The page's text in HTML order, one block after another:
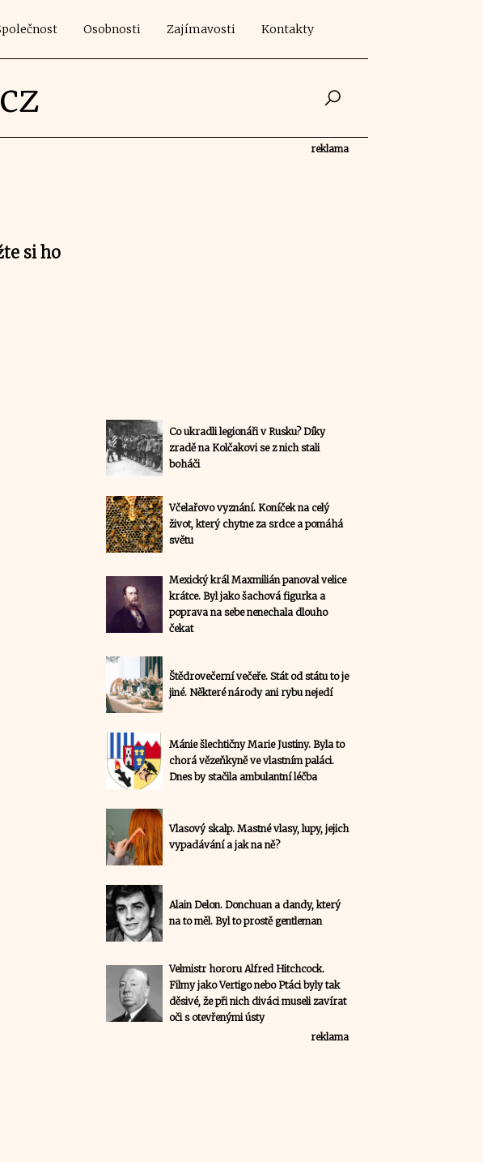
Osobnosti Zajímavosti Kontakty
si ho
reklama
Co ukradli legionáři v Rusku? Díky
zradě na Kolčakovi se z nich stali
boháči
Včelařovo vyznání. Koníček na celý
život, který chytne za srdce a pomáhá
světu
Mexický král Maxmilián panoval velice
krátce. Byl jako šachová figurka a
poprava na sebe nenechala dlouho
čekat
Štědrovečerní večeře. Stát od státu to je
jiné. Některé národy ani rybu nejedí
Mánie šlechtičny Marie Justiny. Byla to
chorá vězeňkyně ve vlastním paláci.
Dnes by stačila ambulantní léčba
Vlasový skalp. Mastné vlasy, lupy, jejich
vypadávání a jak na ně?
Alain Delon. Donchuan a dandy, který
na to měl. Byl to prostě gentleman
Velmistr hororu Alfred Hitchcock.
Filmy jako Vertigo nebo Ptáci byly tak
děsivé, že při nich diváci museli zavírat
oči s otevřenými ústy
reklama